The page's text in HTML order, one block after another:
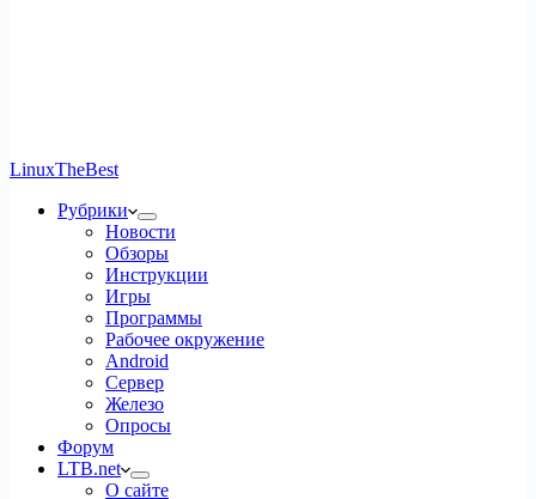
LinuxTheBest
Рубрики
Новости
Обзоры
Инструкции
Игры
Программы
Рабочее окружение
Android
Сервер
Железо
Опросы
Форум
LTB.net
О сайте